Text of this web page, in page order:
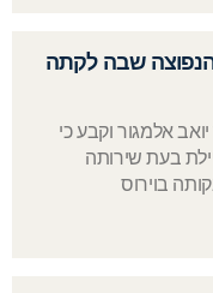
שבה לקתה
אלמגור וקבע כי
בעת שירותה
בוירוס